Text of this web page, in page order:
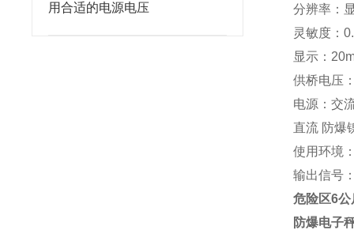
用合适的电源电压
分辨率：
灵敏度：
显示：
供桥电压
电源：交
直流 防爆
使用环境
输出信号
危险区6
防爆电子